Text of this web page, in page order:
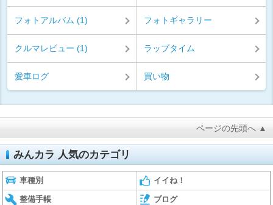
フォトアルバム (1) フォトギャラリー
クルマレビュー (1) ラップタイム
愛車ログ 買い物
ページの先頭へ ▲
みんカラ 人気のカテゴリ
車種別 イイね！
整備手帳 ブログ